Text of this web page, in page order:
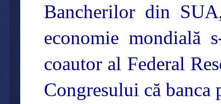
Bancherilor din
economie mondială
coautor al Federal
Congresului că banca